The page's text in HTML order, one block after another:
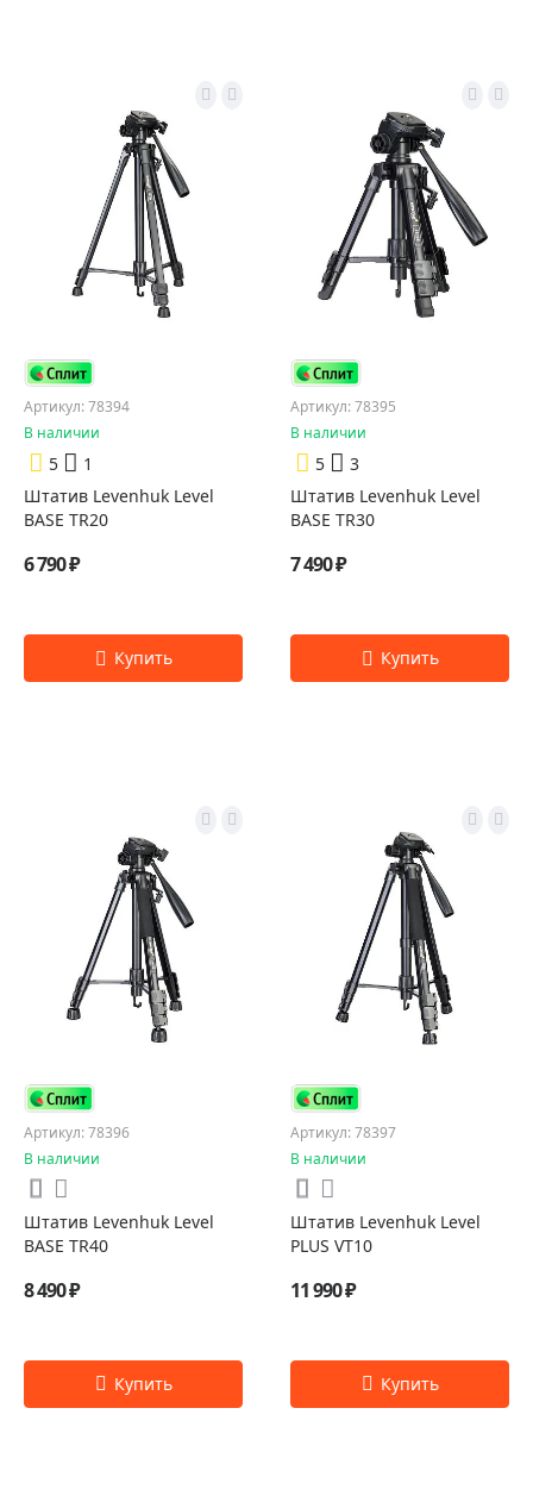
Артикул: 78394
В наличии
5
1
Штатив Levenhuk Level
BASE TR20
6 790 ₽
Артикул: 78395
В наличии
5
3
Штатив Levenhuk Level
BASE TR30
7 490 ₽
Артикул: 78396
В наличии
Штатив Levenhuk Level
BASE TR40
8 490 ₽
Артикул: 78397
В наличии
Штатив Levenhuk Level
PLUS VT10
11 990 ₽